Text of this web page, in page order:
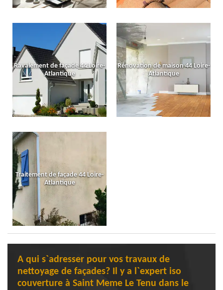
Ravalement de façade 44 Loire-
Atlantique
Rénovation de maison 44 Loire-
Atlantique
Traitement de façade 44 Loire-
Atlantique
A qui s`adresser pour vos travaux de
nettoyage de façades? Il y a l`expert iso
couverture à Saint Meme Le Tenu dans le